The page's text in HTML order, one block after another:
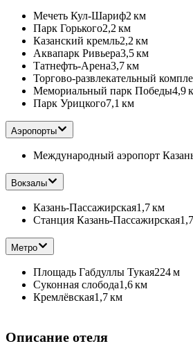
Мечеть Кул-Шариф2 км
Парк Горького2,2 км
Казанский кремль2,2 км
Аквапарк Ривьера3,5 км
Татнефть-Арена3,7 км
Торгово-развлекательный
Мемориальный парк Победы4,9
Парк Урицкого7,1 км
Аэропорты
Международный аэропорт
Вокзалы
Казань-Пассажирская1,7 км
Станция Казань-Пассажирская
Метро
Площадь Габдуллы Тукая224 м
Суконная слобода1,6 км
Кремлёвская1,7 км
Описание отеля